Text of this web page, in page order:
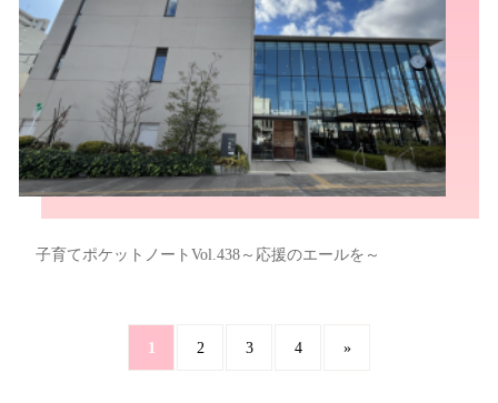
子育てポケットノートVol.438～応援のエールを～
1 2 3 4 »